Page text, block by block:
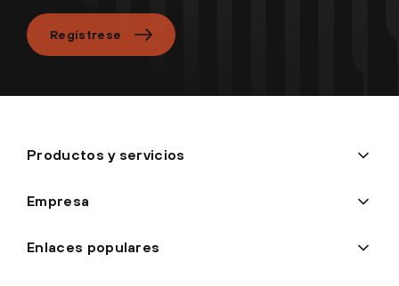
Regístrese
Productos y servicios
Empresa
Enlaces populares